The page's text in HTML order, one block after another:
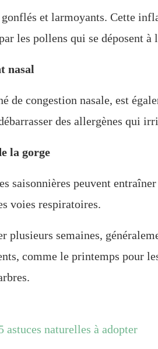
et larmoyants. Cette
les pollens qui se déposent à
nasal
de congestion nasale, est
des allergènes qui
la gorge
saisonnières peuvent
voies respiratoires.
plusieurs semaines,
comme le printemps pour
naturelles à adopter